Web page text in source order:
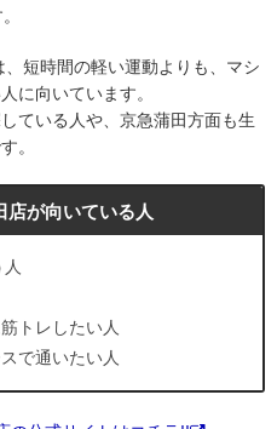
短時間の軽い運動よりも、マシ
に向いています。
ている人や、京急蒲田方面も生
。
店が向いている人
トレしたい人
で通いたい人